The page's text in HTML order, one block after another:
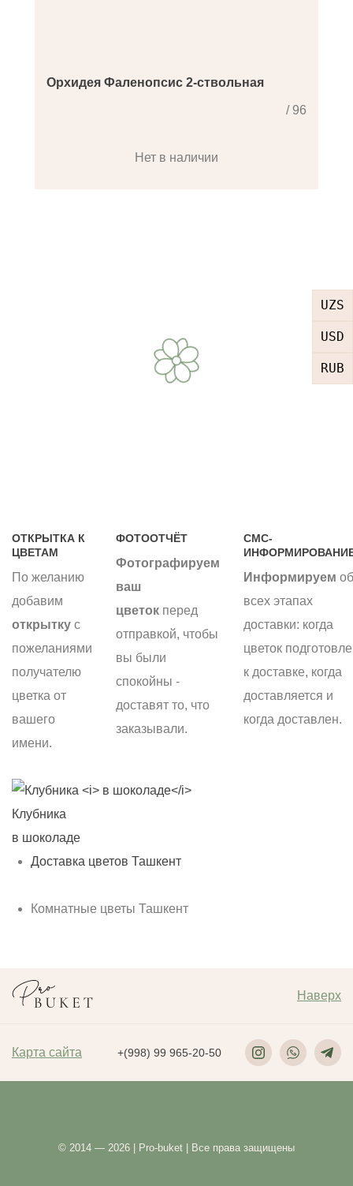
UZS
USD
RUB
Орхидея Фаленопсис 2-ствольная
/ 96
Нет в наличии
ОТКРЫТКА К
ЦВЕТАМ
По желанию
добавим
открытку с
пожеланиями
получателю
цветка от
вашего
имени.
ФОТООТЧЁТ
Фотографируем
ваш
цветок перед
отправкой, чтобы
вы были
спокойны -
доставят то, что
заказывали.
СМС-
Информируем
всех этапах
доставки: когда
цветок
к доставке, когда
доставляется и
когда доставлен.
Клубника
в шоколаде
Доставка цветов Ташкент
Комнатные цветы Ташкент
Наверх
Карта сайта +(998) 99 965-20-50
© 2014 — 2026 | Pro-buket | Все права защищены